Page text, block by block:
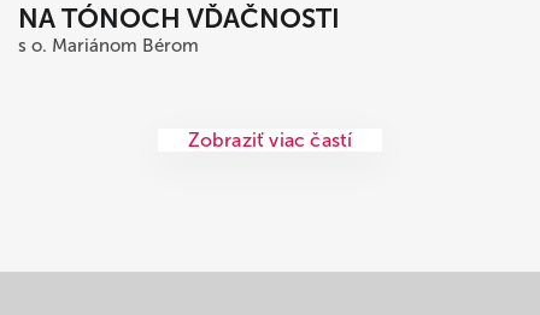
NA TÓNOCH VĎAČNOSTI
s o. Mariánom Bérom
Zobraziť viac častí